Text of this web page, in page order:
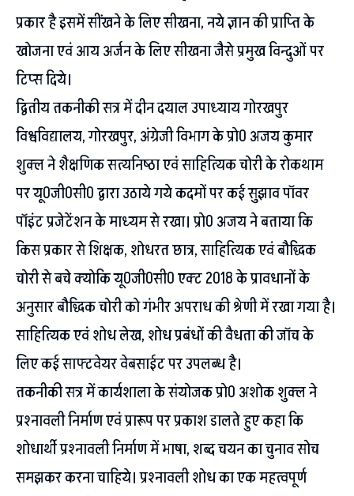
प्रकार है इसमें सींखने के लिए सीखना, नये ज्ञान की प्राप्ति के
खोजना एवं आय अर्जन के लिए सीखना जैसे प्रमुख विन्दुओं पर
टिप्स दिये।
द्वितीय तकनीकी सत्र में दीन दयाल उपाध्याय गोरखपुर
विश्वविद्यालय, गोरखपुर, अंग्रेजी विभाग के प्रो0 अजय कुमार
शुक्ल ने शैक्षणिक सत्यनिष्ठा एवं साहित्यिक चोरी के रोकथाम
पर यू0जी0सी0 द्वारा उठाये गये कदमों पर कई सुझाव पाॅवर
पाॅइंट प्रजेटेंशन के माध्यम से रखा। प्रो0 अजय ने बताया कि
किस प्रकार से शिक्षक, शोधरत छात्र, साहित्यिक एवं बौद्धिक
चोरी से बचे क्योकि यू0जी0सी0 एक्ट 2018 के प्रावधानों के
अनुसार बौद्धिक चोरी को गंभीर अपराध की श्रेणी में रखा गया है।
साहित्यिक एवं शोध लेख, शोध प्रबंधों की वैधता की जाॅच के
लिए कई साफ्टवेयर वेबसाईट पर उपलब्ध है।
तकनीकी सत्र में कार्यशाला के संयोजक प्रो0 अशोक शुक्ल ने
प्रश्नावली निर्माण एवं प्रारूप पर प्रकाश डालते हुए कहा कि
शोधार्थी प्रश्नावली निर्माण में भाषा, शब्द चयन का चुनाव सोच
समझकर करना चाहिये। प्रश्नावली शोध का एक महत्वपूर्ण